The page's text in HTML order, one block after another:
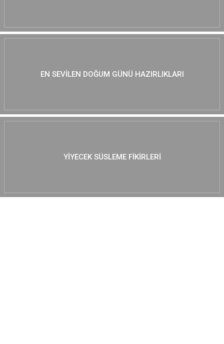
EN SEVILEN DOĞUM GÜNÜ HAZIRLIKLARI
YIYECEK SÜSLEME FIKIRLERI